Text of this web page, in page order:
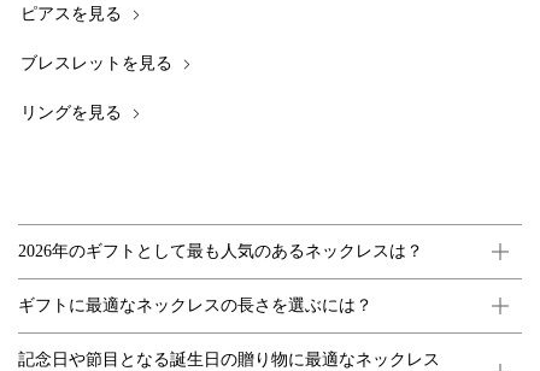
ピアスを見る
ブレスレットを見る
リングを見る
2026年のギフトとして最も人気のあるネックレスは？
ギフトに最適なネックレスの長さを選ぶには？
記念日や節目となる誕生日の贈り物に最適なネックレス